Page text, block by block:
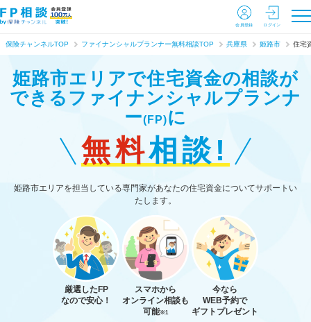
会員登録 ログイン
保険チャンネルTOP ファイナンシャルプランナー無料相談TOP 兵庫県 姫路市 住宅
姫路市エリアで住宅資金の相談が
できる ファイナンシャルプランナ
ー(FP)に
無料相談!
姫路市エリアを担当している専門家があなたの住宅資金についてサポートい
たします。
厳選したFP
なので安心！
スマホから
オンライン相談も
可能※1
今なら
WEB予約で
ギフトプレゼント